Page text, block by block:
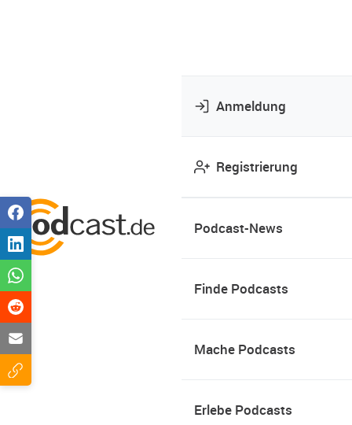
Anmeldung
Registrierung
Podcast-News
Finde Podcasts
Mache Podcasts
Erlebe Podcasts